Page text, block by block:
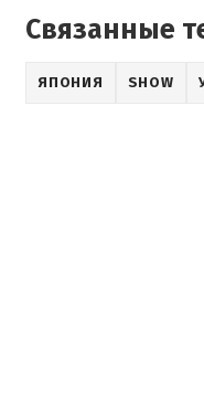
Связанные
ЯПОНИЯ SHOW